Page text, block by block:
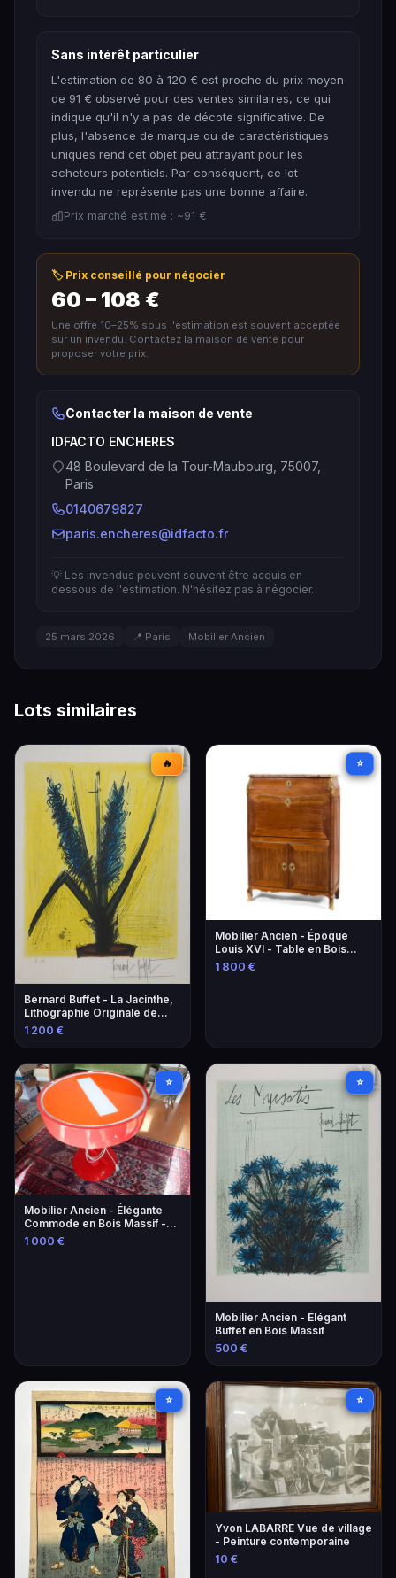
Sans intérêt particulier
L'estimation de 80 à 120 € est proche du prix moyen
de 91 € observé pour des ventes similaires, ce qui
indique qu'il n'y a pas de décote significative. De
plus, l'absence de marque ou de caractéristiques
uniques rend cet objet peu attrayant pour les
acheteurs potentiels. Par conséquent, ce lot
invendu ne représente pas une bonne affaire.
Prix marché estimé : ~91 €
🏷️ Prix conseillé pour négocier
60 – 108 €
Une offre 10–25% sous l'estimation est souvent acceptée
sur un invendu. Contactez la maison de vente pour
proposer votre prix.
Contacter la maison de vente
IDFACTO ENCHERES
48 Boulevard de la Tour-Maubourg, 75007,
Paris
0140679827
paris.encheres@idfacto.fr
💡 Les invendus peuvent souvent être acquis en
dessous de l'estimation. N'hésitez pas à négocier.
25 mars 2026 📍 Paris Mobilier Ancien
Lots similaires
🔥
Bernard Buffet - La Jacinthe,
Lithographie Originale de
1966
1 200 €
⭐
Mobilier Ancien - Époque
Louis XVI - Table en Bois
Sculpté
1 800 €
⭐
Mobilier Ancien - Élégante
Commode en Bois Massif -
Style Louis XV
1 000 €
⭐
Mobilier Ancien - Élégant
Buffet en Bois Massif
500 €
⭐ ⭐
Yvon LABARRE Vue de village
- Peinture contemporaine
10 €